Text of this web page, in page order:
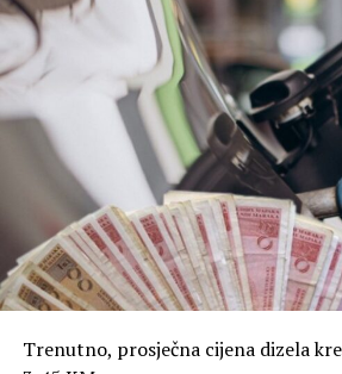
Trenutno, prosječna cijena dizela